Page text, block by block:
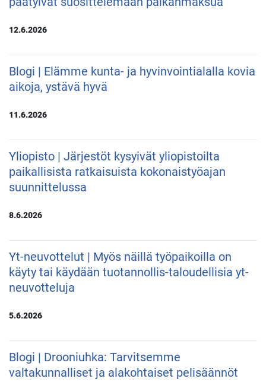
12.6.2026
Blogi | Elämme kunta- ja hyvinvointialalla kovia
aikoja, ystävä hyvä
11.6.2026
Yliopisto | Järjestöt kysyivät yliopistoilta
paikallisista ratkaisuista kokonaistyöajan
suunnittelussa
8.6.2026
Yt-neuvottelut | Myös näillä työpaikoilla on
käyty tai käydään tuotannollis-taloudellisia yt-
neuvotteluja
5.6.2026
Blogi | Drooniuhka: Tarvitsemme
valtakunnalliset ja alakohtaiset pelisäännöt